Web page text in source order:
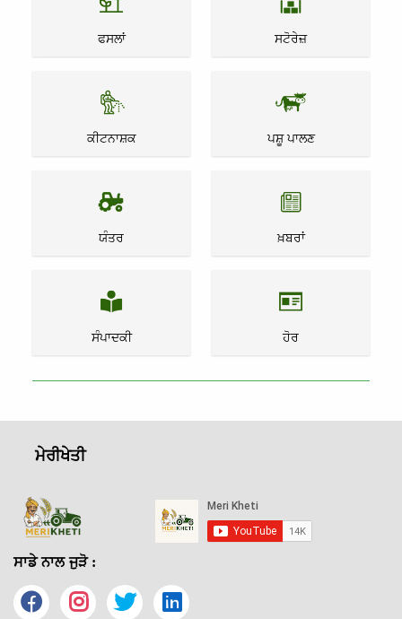
ਫਸਲਾਂ ਸਟੋਰੇਜ਼
ਕੀਟਨਾਸ਼ਕ ਪਸ਼ੂ ਪਾਲਣ
ਯੰਤਰ ਖ਼ਬਰਾਂ
ਸੰਪਾਦਕੀ ਹੋਰ
ਮੇਰੀਖੇਤੀ
ਸਾਡੇ ਨਾਲ ਜੁੜੋ :